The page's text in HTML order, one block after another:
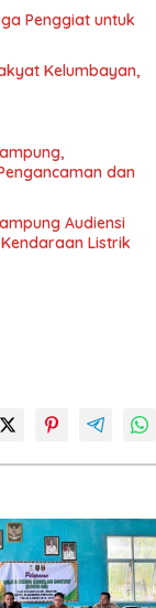
Penggiat untuk
Kelumbayan,
dan
Audiensi
Listrik